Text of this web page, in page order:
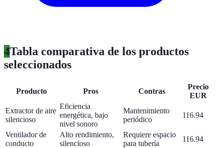
4Tabla comparativa de los productos
seleccionados
Producto Pros Contras
Precio
EUR
Extractor de aire
silencioso
Eficiencia
energética, bajo
nivel sonoro
Mantenimiento
periódico
116.94
Ventilador de
conducto
Alto rendimiento,
silencioso
Requiere espacio
para tubería
116.94